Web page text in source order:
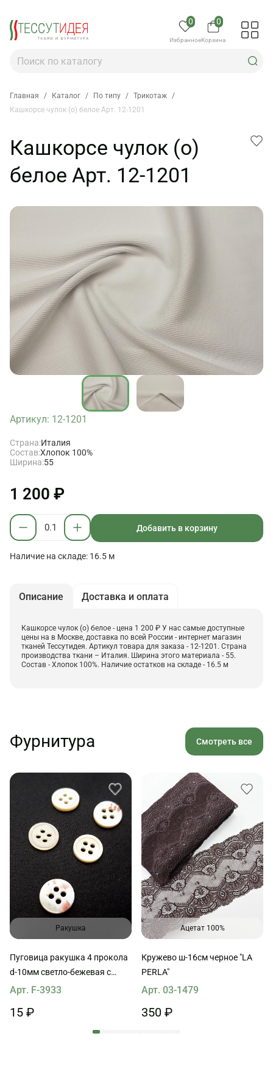
0
Избранное
0
Корзина
Главная / Каталог / По типу / Трикотаж /
Кашкорсе чулок (о) белое Арт. 12-1201
Кашкорсе чулок (о)
белое Арт. 12-1201
Артикул: 12-1201
Страна:Италия
Состав:Хлопок 100%
Ширина:55
1 200 ₽
Добавить в корзину
Наличие на складе: 16.5 м
Описание Доставка и оплата
Кашкорсе чулок (о) белое - цена 1 200 ₽ У нас самые доступные
цены на в Москве, доставка по всей России - интернет магазин
тканей Тессутидея. Артикул товара для заказа - 12-1201. Страна
производства ткани – Италия. Ширина этого материала - 55.
Состав - Хлопок 100%. Наличие остатков на складе - 16.5 м
Фурнитура Смотреть все
Ракушка
Пуговица ракушка 4 прокола
d-10мм светло-бежевая с
ободком
Арт. F-3933
15 ₽
Ацетат 100%
Кружево ш-16см черное "LA
PERLA"
Арт. 03-1479
350 ₽